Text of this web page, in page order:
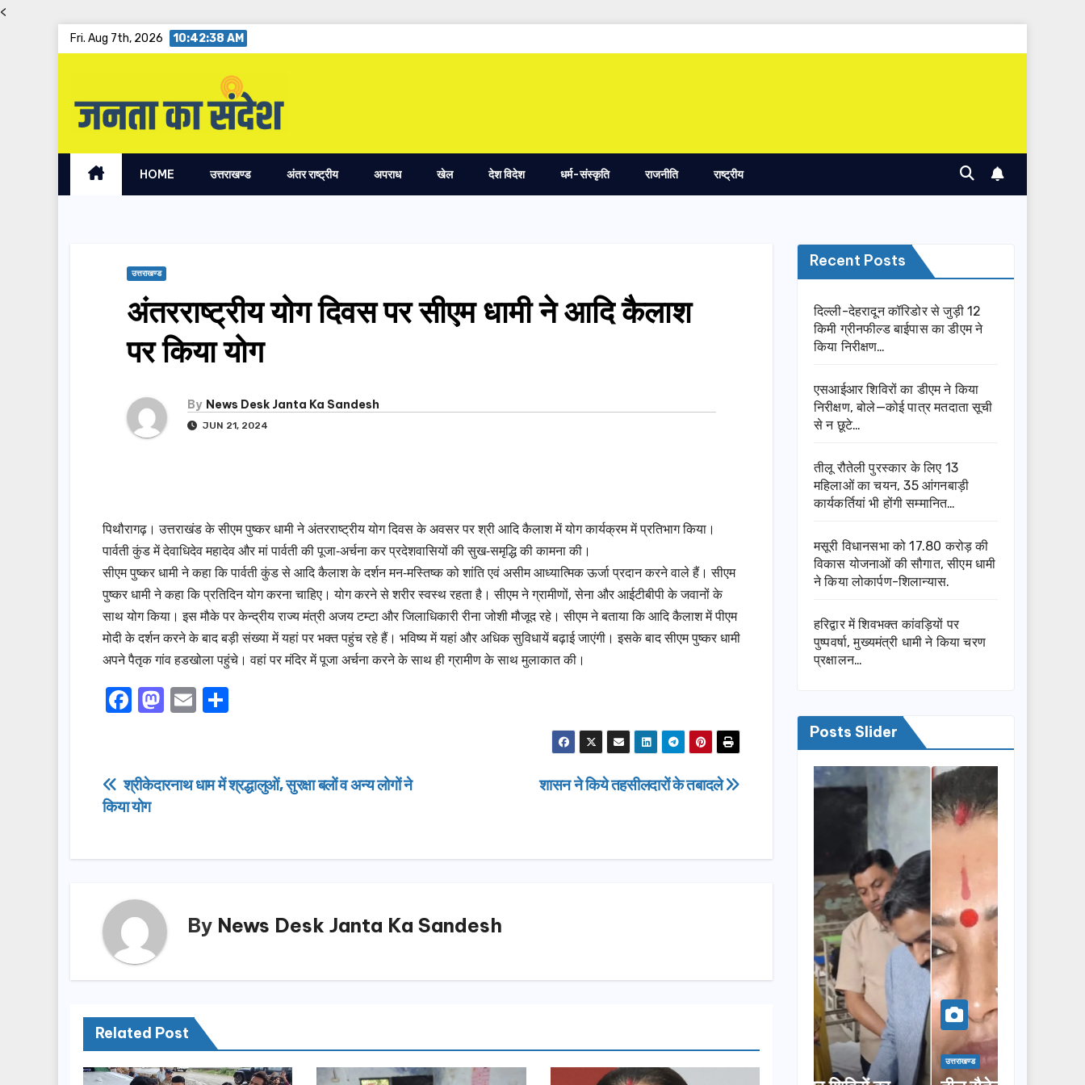
<
Fri. Aug 7th, 2026 10:42:39 AM
HOME उत्तराखण्ड अंतर राष्ट्रीय अपराध खेल देश विदेश धर्म-संस्कृति राजनीति राष्ट्रीय
उत्तराखण्ड
अंतरराष्ट्रीय योग दिवस पर सीएम धामी ने आदि कैलाश
पर किया योग
By News Desk Janta Ka Sandesh
JUN 21, 2024
पिथौरागढ़। उत्तराखंड के सीएम पुष्कर धामी ने अंतरराष्ट्रीय योग दिवस के अवसर पर श्री आदि कैलाश में योग कार्यक्रम में प्रतिभाग किया।
पार्वती कुंड में देवाधिदेव महादेव और मां पार्वती की पूजा-अर्चना कर प्रदेशवासियों की सुख-समृद्धि की कामना की।
सीएम पुष्कर धामी ने कहा कि पार्वती कुंड से आदि कैलाश के दर्शन मन-मस्तिष्क को शांति एवं असीम आध्यात्मिक ऊर्जा प्रदान करने वाले हैं। सीएम
पुष्कर धामी ने कहा कि प्रतिदिन योग करना चाहिए। योग करने से शरीर स्वस्थ रहता है। सीएम ने ग्रामीणों, सेना और आईटीबीपी के जवानों के
साथ योग किया। इस मौके पर केन्द्रीय राज्य मंत्री अजय टम्टा और जिलाधिकारी रीना जोशी मौजूद रहे। सीएम ने बताया कि आदि कैलाश में पीएम
मोदी के दर्शन करने के बाद बड़ी संख्या में यहां पर भक्त पहुंच रहे हैं। भविष्य में यहां और अधिक सुविधायें बढ़ाई जाएंगी। इसके बाद सीएम पुष्कर धामी
अपने पैतृक गांव हडखोला पहुंचे। वहां पर मंदिर में पूजा अर्चना करने के साथ ही ग्रामीण के साथ मुलाकात की।
F
e
b
o
M
o
n
E
e
Post
शासन ने किये तहसीलदारों के तबादले
श्रीकेदारनाथ धाम में श्रद्धालुओं, सुरक्षा बलों व अन्य लोगों ने
किया योग
By News Desk Janta Ka Sandesh
Related Post
Recent Posts
दिल्ली-देहरादून कॉरिडोर से जुड़ी 12
किमी ग्रीनफील्ड बाईपास का डीएम ने
किया निरीक्षण…
एसआईआर शिविरों का डीएम ने किया
निरीक्षण, बोले—कोई पात्र मतदाता सूची
से न छूटे…
तीलू रौतेली पुरस्कार के लिए 13
महिलाओं का चयन, 35 आंगनबाड़ी
कार्यकर्तियां भी होंगी सम्मानित…
मसूरी विधानसभा को 17.80 करोड़ की
विकास योजनाओं की सौगात, सीएम धामी
ने किया लोकार्पण-शिलान्यास.
हरिद्वार में शिवभक्त कांवड़ियों पर
पुष्पवर्षा, मुख्यमंत्री धामी ने किया चरण
प्रक्षालन…
Posts Slider
उत्तराखण्ड